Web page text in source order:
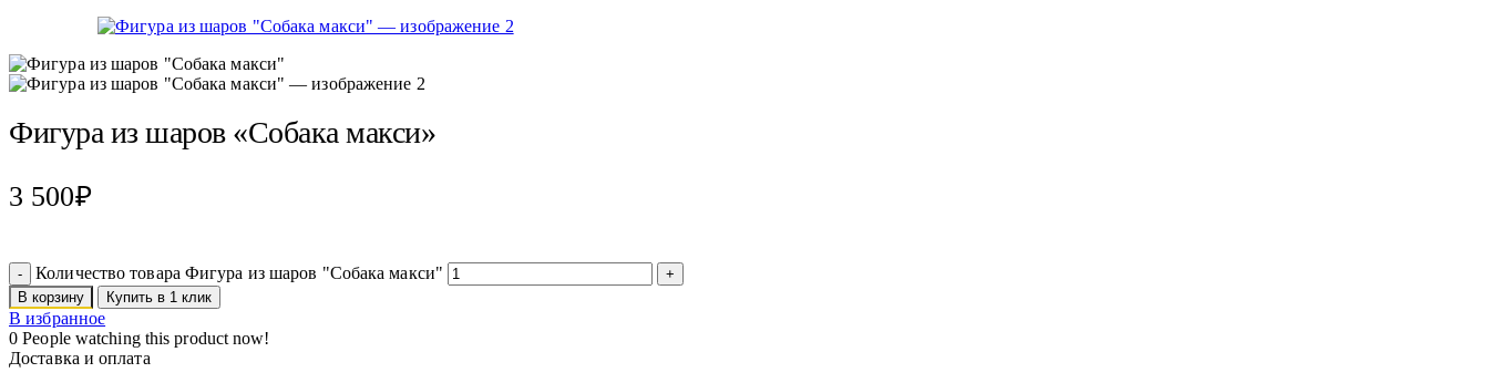
Фигура из шаров «Собака макси»
3 500₽
Количество товара Фигура из шаров "Собака макси"
В корзину Купить в 1 клик
В избранное
0 People watching this product now!
Доставка и оплата